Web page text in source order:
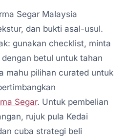
Segar Malaysia
dan bukti asal-usul.
gunakan checklist, minta
betul untuk tahan
mahu pilihan curated untuk
Segar. Untuk pembelian
rujuk pula Kedai
cuba strategi beli